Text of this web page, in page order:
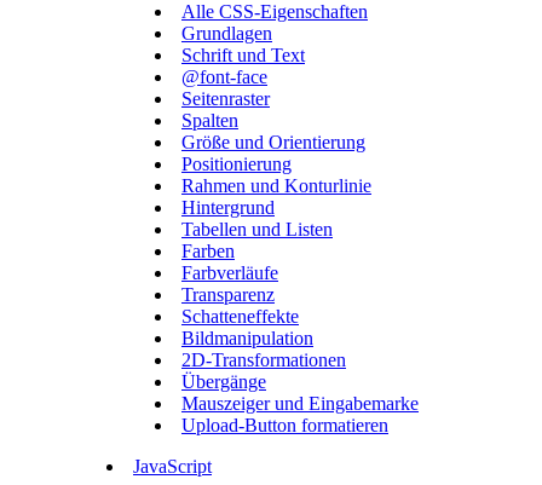
Alle CSS-Eigenschaften
Grundlagen
Schrift und Text
@font-face
Seitenraster
Spalten
Größe und Orientierung
Positionierung
Rahmen und Konturlinie
Hintergrund
Tabellen und Listen
Farben
Farbverläufe
Transparenz
Schatteneffekte
Bildmanipulation
2D-Transformationen
Übergänge
Mauszeiger und Eingabemarke
Upload-Button formatieren
JavaScript